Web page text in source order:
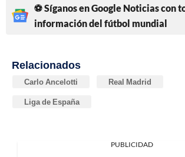
⚽ Síganos en Google Noticias con
información del fútbol mundial
Relacionados
Carlo Ancelotti Real Madrid
Liga de España
PUBLICIDAD